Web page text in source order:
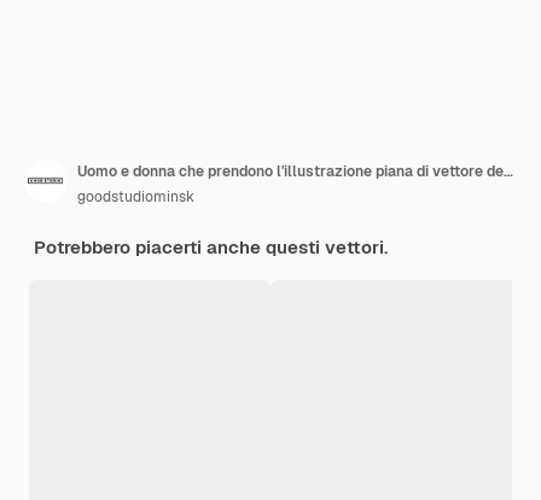
Uomo e donna che prendono l'illustrazione piana di vettore del selfie. Fidanzato e fidanzata in data. Ragazzo alla moda che tiene il personaggio dei cartoni animati dello smartphone su priorità bassa bianca. Coppia romantica, amici a piedi.
goodstudiominsk
Potrebbero piacerti anche questi vettori.